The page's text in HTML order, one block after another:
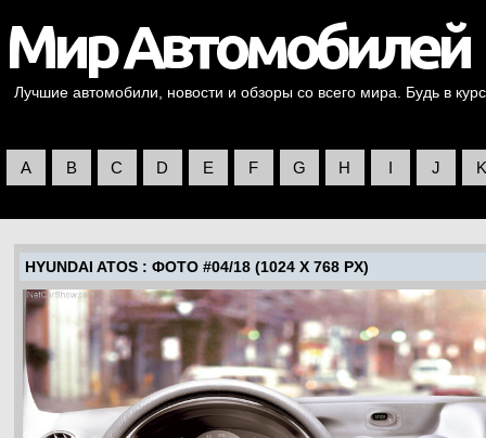
Лучшие автомобили, новости и обзоры со всего мира. Будь в
A B C D E F G H I J K
HYUNDAI ATOS : ФОТО #04/18 (1024 X 768 PX)